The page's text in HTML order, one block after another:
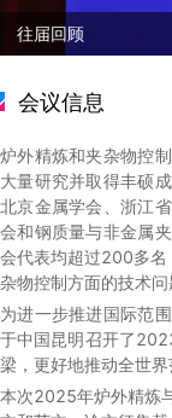
往届回顾
会议信息
炉外精炼和夹杂物控
大量研究并取得丰硕
北京金属学会、浙江
会和钢质量与非金属
会代表均超过200多
杂物控制方面的技术
为进一步推进国际范
于中国昆明召开了
梁，更好地推动全世
本次2025年炉外精炼